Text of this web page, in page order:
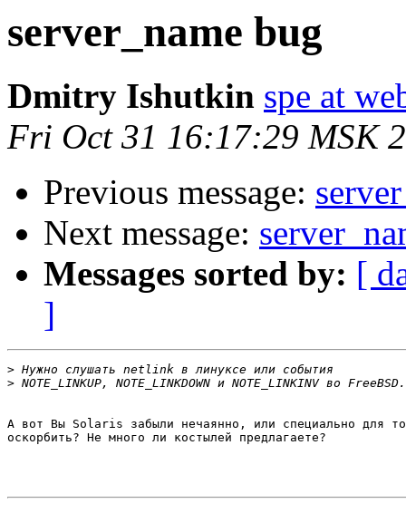
server_name bug
Dmitry Ishutkin spe at
Fri Oct 31 16:17:29 MSK
Previous message:
Next message:
Messages sorted by: [
]
>
>
А вот Вы Solaris забыли нечаянно, или специально для
оскорбить? Не много ли костылей предлагаете?